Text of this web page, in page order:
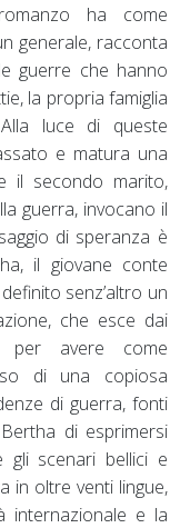
ha come
generale, racconta
guerre che hanno
la propria famiglia
luce di queste
e matura una
il secondo marito,
guerra, invocano il
di speranza è
il giovane conte
senz’altro un
che esce dai
per avere come
di una copiosa
di guerra, fonti
di esprimersi
gli scenari bellici e
in oltre venti lingue,
internazionale e la